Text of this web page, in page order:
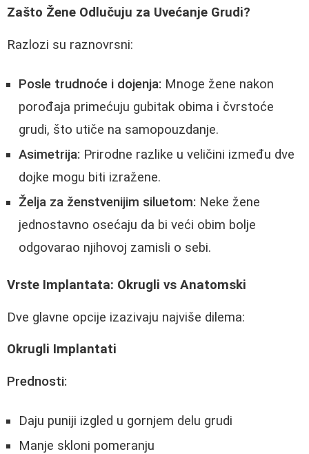
Zašto Žene Odlučuju za Uvećanje Grudi?
Razlozi su raznovrsni:
Posle trudnoće i dojenja: Mnoge žene nakon
porođaja primećuju gubitak obima i čvrstoće
grudi, što utiče na samopouzdanje.
Asimetrija: Prirodne razlike u veličini između dve
dojke mogu biti izražene.
Želja za ženstvenijim siluetom: Neke žene
jednostavno osećaju da bi veći obim bolje
odgovarao njihovoj zamisli o sebi.
Vrste Implantata: Okrugli vs Anatomski
Dve glavne opcije izazivaju najviše dilema:
Okrugli Implantati
Prednosti:
Daju puniji izgled u gornjem delu grudi
Manje skloni pomeranju